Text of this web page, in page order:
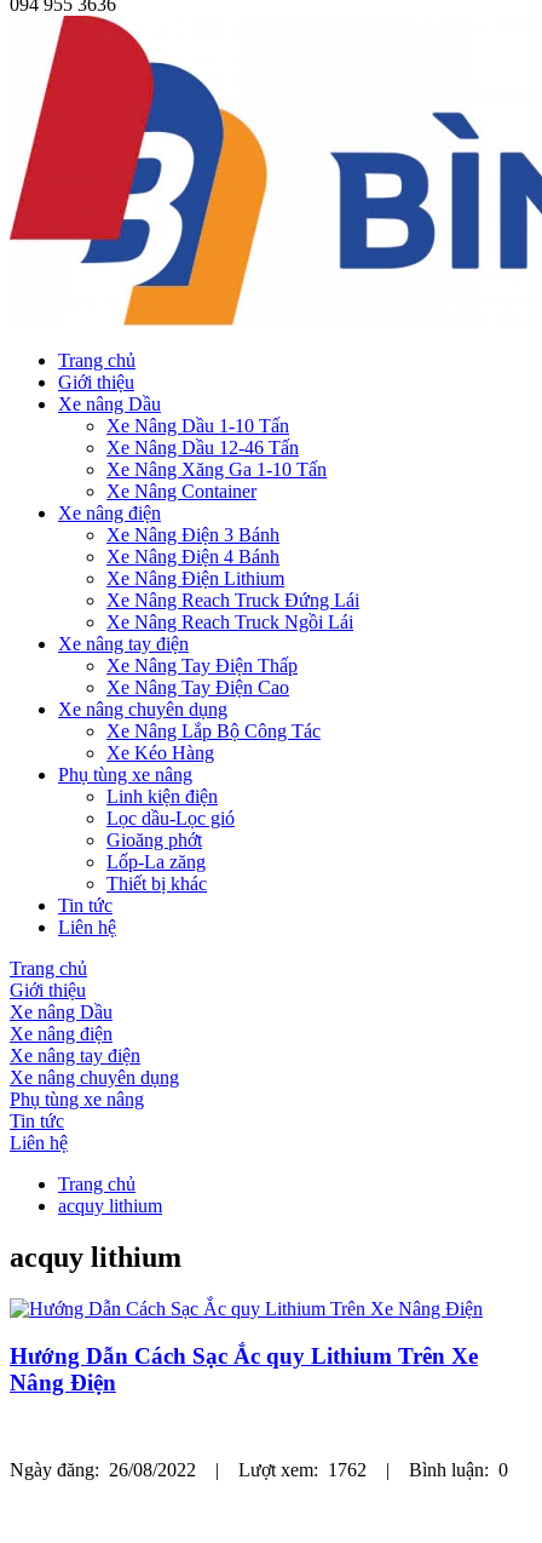
094 955 3636
Trang chủ
Giới thiệu
Xe nâng Dầu
Xe Nâng Dầu 1-10 Tấn
Xe Nâng Dầu 12-46 Tấn
Xe Nâng Xăng Ga 1-10 Tấn
Xe Nâng Container
Xe nâng điện
Xe Nâng Điện 3 Bánh
Xe Nâng Điện 4 Bánh
Xe Nâng Điện Lithium
Xe Nâng Reach Truck Đứng Lái
Xe Nâng Reach Truck Ngồi Lái
Xe nâng tay điện
Xe Nâng Tay Điện Thấp
Xe Nâng Tay Điện Cao
Xe nâng chuyên dụng
Xe Nâng Lắp Bộ Công Tác
Xe Kéo Hàng
Phụ tùng xe nâng
Linh kiện điện
Lọc dầu-Lọc gió
Gioăng phớt
Lốp-La zăng
Thiết bị khác
Tin tức
Liên hệ
Trang chủ
Giới thiệu
Xe nâng Dầu
Xe nâng điện
Xe nâng tay điện
Xe nâng chuyên dụng
Phụ tùng xe nâng
Tin tức
Liên hệ
Trang chủ
acquy lithium
acquy lithium
Hướng Dẫn Cách Sạc Ắc quy Lithium Trên Xe
Nâng Điện
Ngày đăng: 26/08/2022 | Lượt xem: 1762 | Bình luận: 0